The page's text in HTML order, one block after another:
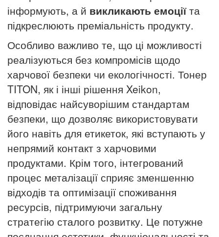
інформують, а й викликають емоціїта
підкреслюють преміальність продукту.
Особливо важливо те, що ці можливості
реалізуються без компромісів щодо
харчової безпеки чи екологічності. Тонер
TITON, як і інші рішення Xeikon,
відповідає найсуворішим стандартам
безпеки, що дозволяє використовувати
його навіть для етикеток, які вступають у
непрямий контакт з харчовими
продуктами. Крім того, інтегрований
процес металізації сприяє зменшенню
відходів та оптимізації споживання
ресурсів, підтримуючи загальну
стратегію сталого розвитку. Це потужне